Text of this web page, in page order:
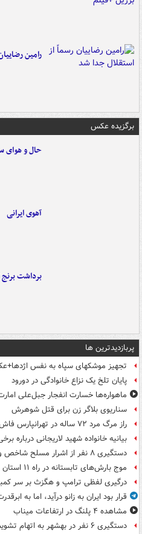
رامین
برگزیده عکس
حال و هوای
آهوی ایرانی
برداشت برنج
پربازدیدترین ها
تجهیز موشکهای سپاه به نفس
پایان تلخ یک نزاع خانوادگی در دورود
ماهواره‌ها خسارت انفجار جبل‌علی امارت
سناریوی بلاگر زن برای قتل شوهرش
راز مرگ مرد ۷۲ ساله در تهرانپارس فاش شد
بیانیه خانواده شهید لاریجانی درباره
دستگیری ۸ نفر از اشرار مسلح شاخص و مرتبطین گروهک های تروریستی
موج بارش‌های تابستانه در راه ۱۱ استان
درگیری لفظی ترامپ و هگزث بر سر
قرار بود ایران به زانو درآید، اما به
مشاهده ۴ پلنگ در ارتفاعات میناب
دستگیری ۶ نفر در بهشهر به اتهام تشویش اذهان عمومی